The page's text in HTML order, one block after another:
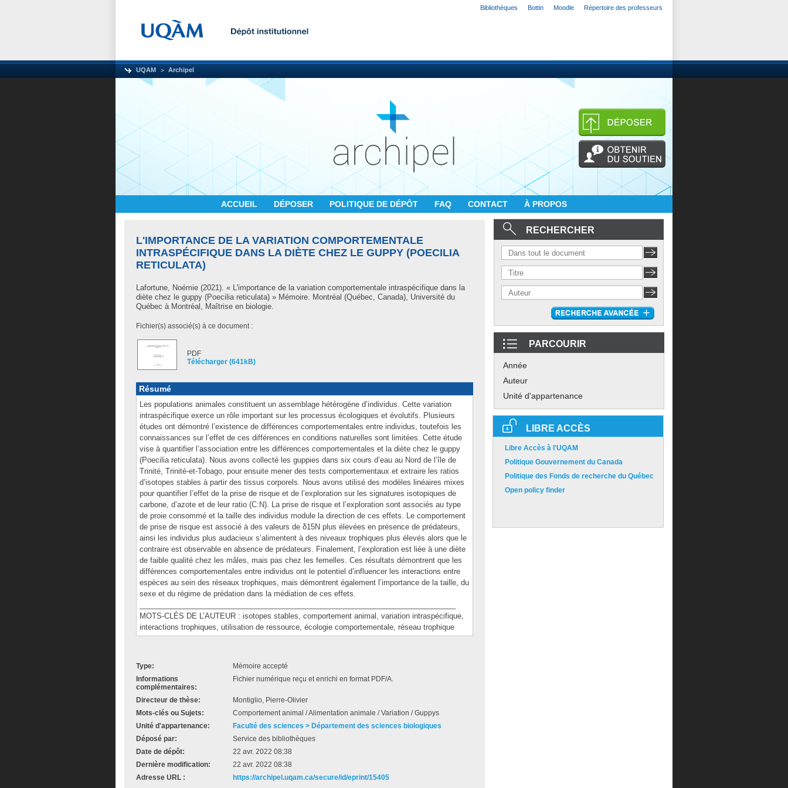
Bibliothèques Bottin Moodle Répertoire des professeurs
UQAM Archipel
ACCUEIL DÉPOSER POLITIQUE DE DÉPÔT FAQ CONTACT À PROPOS
L'IMPORTANCE DE LA VARIATION COMPORTEMENTALE
INTRASPÉCIFIQUE DANS LA DIÈTE CHEZ LE GUPPY (POECILIA
RETICULATA)
Lafortune, Noémie (2021). « L'importance de la variation comportementale intraspécifique dans la
diète chez le guppy (Poecilia reticulata) » Mémoire. Montréal (Québec, Canada), Université du
Québec à Montréal, Maîtrise en biologie.
Fichier(s) associé(s) à ce document :
PDF
Télécharger (641kB)
Résumé
Les populations animales constituent un assemblage hétérogène d’individus. Cette variation
intraspécifique exerce un rôle important sur les processus écologiques et évolutifs. Plusieurs
études ont démontré l’existence de différences comportementales entre individus, toutefois les
connaissances sur l’effet de ces différences en conditions naturelles sont limitées. Cette étude
vise à quantifier l’association entre les différences comportementales et la diète chez le guppy
(Poecilia reticulata). Nous avons collecté les guppies dans six cours d’eau au Nord de l’île de
Trinité, Trinité-et-Tobago, pour ensuite mener des tests comportementaux et extraire les ratios
d’isotopes stables à partir des tissus corporels. Nous avons utilisé des modèles linéaires mixes
pour quantifier l’effet de la prise de risque et de l’exploration sur les signatures isotopiques de
carbone, d’azote et de leur ratio (C:N). La prise de risque et l’exploration sont associés au type
de proie consommé et la taille des individus module la direction de ces effets. Le comportement
de prise de risque est associé à des valeurs de δ15N plus élevées en présence de prédateurs,
ainsi les individus plus audacieux s’alimentent à des niveaux trophiques plus élevés alors que le
contraire est observable en absence de prédateurs. Finalement, l’exploration est liée à une diète
de faible qualité chez les mâles, mais pas chez les femelles. Ces résultats démontrent que les
différences comportementales entre individus ont le potentiel d’influencer les interactions entre
espèces au sein des réseaux trophiques, mais démontrent également l’importance de la taille, du
sexe et du régime de prédation dans la médiation de ces effets.
MOTS-CLÉS DE L’AUTEUR : isotopes stables, comportement animal, variation intraspécifique,
interactions trophiques, utilisation de ressource, écologie comportementale, réseau trophique
Type:
Mémoire accepté
Informations
complémentaires:
Fichier numérique reçu et enrichi en format PDF/A.
Directeur de thèse:
Montiglio, Pierre-Olivier
Mots-clés ou Sujets:
Comportement animal / Alimentation animale / Variation / Guppys
Unité d'appartenance:
Faculté des sciences > Département des sciences biologiques
Déposé par:
Service des bibliothèques
Date de dépôt:
22 avr. 2022 08:38
Dernière modification:
22 avr. 2022 08:38
Adresse URL :
https://archipel.uqam.ca/secure/id/eprint/15405
RECHERCHER
PARCOURIR
Année
Auteur
Unité d'appartenance
LIBRE ACCÈS
Libre Accès à l'UQAM
Politique Gouvernement du Canada
Politique des Fonds de recherche du Québec
Open policy finder